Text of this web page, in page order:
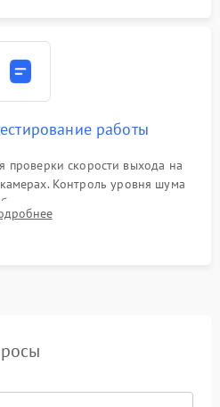
работы
проверки скорости выхода на
Контроль уровня шума
стенок и корректного
автоматической оттайки.